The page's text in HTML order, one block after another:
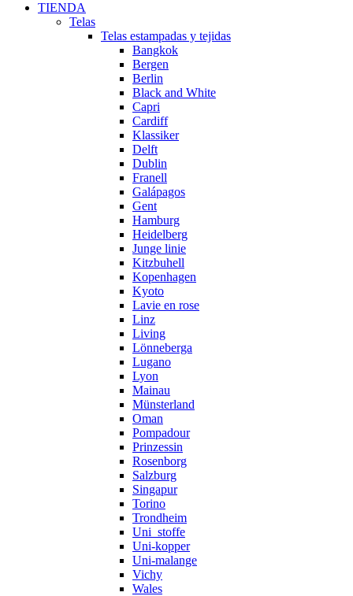
TIENDA
Telas
Telas estampadas y tejidas
Bangkok
Bergen
Berlin
Black and White
Capri
Cardiff
Klassiker
Delft
Dublin
Franell
Galápagos
Gent
Hamburg
Heidelberg
Junge linie
Kitzbuhell
Kopenhagen
Kyoto
Lavie en rose
Linz
Living
Lönneberga
Lugano
Lyon
Mainau
Münsterland
Oman
Pompadour
Prinzessin
Rosenborg
Salzburg
Singapur
Torino
Trondheim
Uni_stoffe
Uni-kopper
Uni-malange
Vichy
Wales